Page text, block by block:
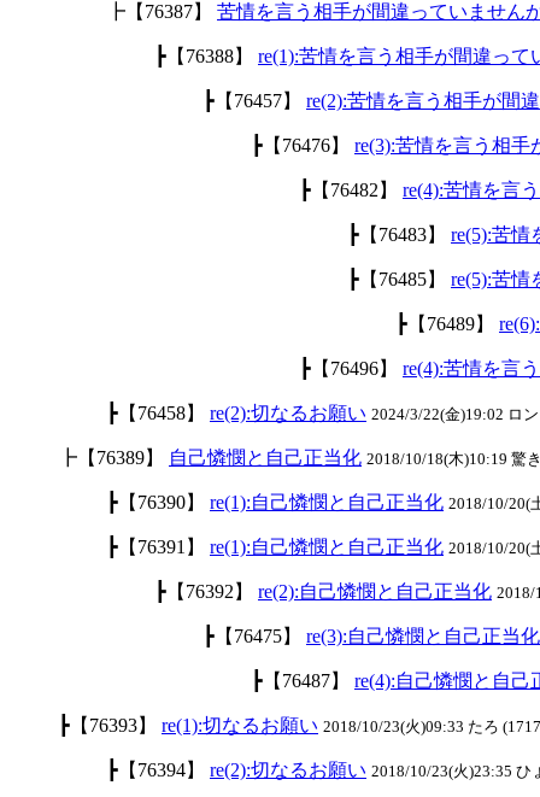
┣【76387】 苦情を言う相手が間違っていません
┣【76388】 re(1):苦情を言う相手が間違って
┣【76457】 re(2):苦情を言う相手が間
┣【76476】 re(3):苦情を言う相
┣【76482】 re(4):苦情を言
┣【76483】 re(5):苦情
┣【76485】 re(5):苦情
┣【76489】
┣【76496】 re(4):苦情を言
┣【76458】 re(2):切なるお願い 2024/3/22(金)19:02 ロ
┣【76389】 自己憐憫と自己正当化 2018/10/18(木)10:19 驚
┣【76390】 re(1):自己憐憫と自己正当化 2018/10/20(
┣【76391】 re(1):自己憐憫と自己正当化 2018/10/20(
┣【76392】 re(2):自己憐憫と自己正当化 2018/
┣【76475】 re(3):自己憐憫と自己正当化
┣【76487】 re(4):自己憐憫と自己
┣【76393】 re(1):切なるお願い 2018/10/23(火)09:33 たろ
┣【76394】 re(2):切なるお願い 2018/10/23(火)23:35 ひ